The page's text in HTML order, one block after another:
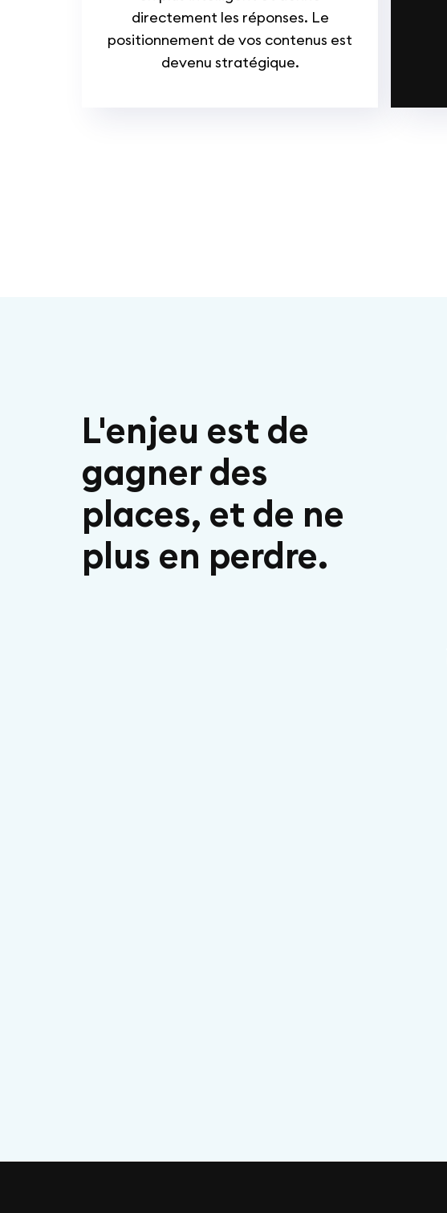
directement les réponses. Le
positionnement de vos contenus est
devenu stratégique.
L'enjeu est de
gagner des
places, et de ne
plus en perdre.